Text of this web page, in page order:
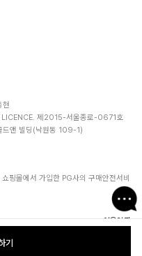
기
현
제2015-서울종로-0671호
드앤 빌딩(낙원동 109-1)
핑몰에서 가입한 PG사의 구매안전서비
이용약관